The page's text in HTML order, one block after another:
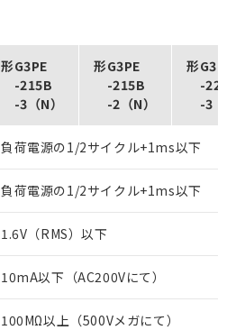
形G3PE
-215B
-3（N）
形G3PE
-215B
-2（N）
形G3PE
-
-3（
負荷電源の1/2サイクル+1ms以下
負荷電源の1/2サイクル+1ms以下
1.6V（RMS）以下
10mA以下（AC200Vにて）
100MΩ以上（500Vメガにて）